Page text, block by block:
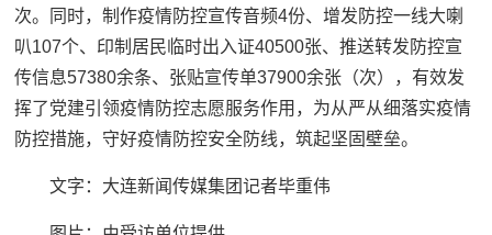
次。同时，制作疫情防控宣传音频4份、增发防控一线大喇
叭107个、印制居民临时出入证40500张、推送转发防控宣
传信息57380余条、张贴宣传单37900余张（次），有效发
挥了党建引领疫情防控志愿服务作用，为从严从细落实疫情
防控措施，守好疫情防控安全防线，筑起坚固壁垒。
文字：大连新闻传媒集团记者毕重伟